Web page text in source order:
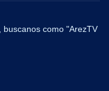
buscanos como "ArezTV